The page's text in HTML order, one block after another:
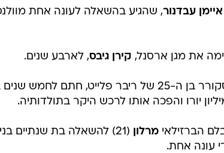
איימן עבדנור, שהגיע בהשאלה לעונה אחת
את מגן ארסנל, קירן גיבס, לארבע שנים.
, הסקורר בן ה-25 של ריבר פלייט, חתם
הברזילאי מרלון
(21) להשאלה בת שנתיים
עונה אחת.